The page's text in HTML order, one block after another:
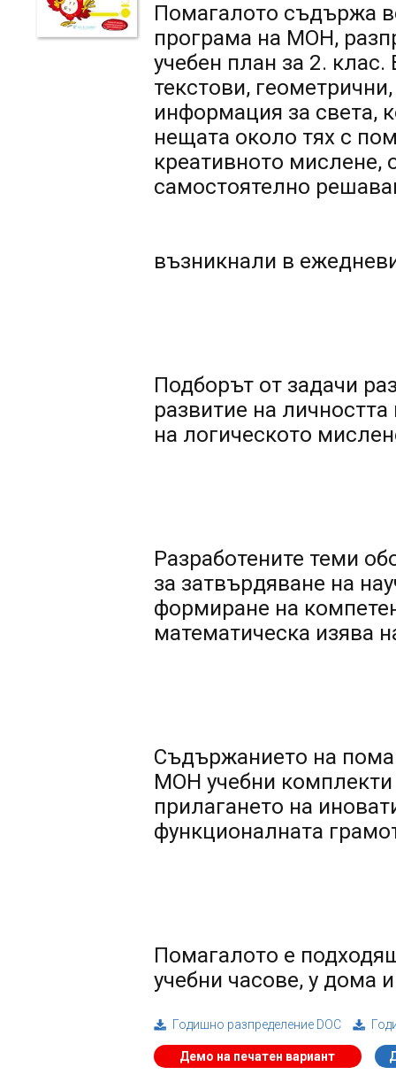
Помагалото съдържа
програма на МОН,
учебен план за 2.
текстови,
информация за света,
нещата около тях с
креативното мислене,
самостоятелно
възникнали в
Подборът от задачи
развитие на
на логическото
Разработените теми
за затвърдяване на
формиране на
математическа изява
Съдържанието на
МОН учебни комплекти
прилагането на
функционалната
Помагалото е
учебни часове, у дома
Годишно разпределение DOC
Демо на печатен вариант